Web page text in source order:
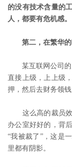
的没有技术含量的
人，都要有危机感。
第二，在繁华
某互联网公司的
直接上级，上上级
押，然后去财务领
这么高的裁员效
办公室好好的，背
“我被裁了”，这是
里都有阴影。